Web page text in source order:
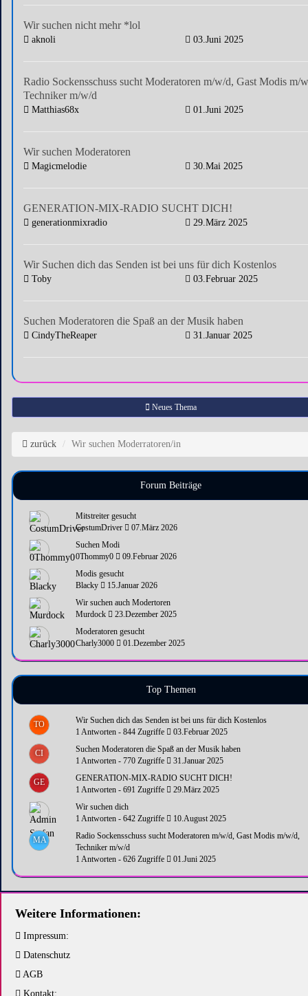
Wir suchen nicht mehr *lol
aknoli 03.Juni 2025
Radio Sockensschuss sucht Moderatoren m/w/d, Gast Modis m/
Techniker m/w/d
Matthias68x 01.Juni 2025
Wir suchen Moderatoren
Magicmelodie 30.Mai 2025
GENERATION-MIX-RADIO SUCHT DICH!
generationmixradio 29.März 2025
Wir Suchen dich das Senden ist bei uns für dich Kostenlos
Toby 03.Februar 2025
Suchen Moderatoren die Spaß an der Musik haben
CindyTheReaper 31.Januar 2025
Neues Thema
zurück Wir suchen Moderratoren/in
Forum Beiträge
Mitstreiter gesucht
CostumDriver
07.März 2026
Suchen Modi
0Thommy0
09.Februar 2026
Modis gesucht
Blacky
15.Januar 2026
Wir suchen auch Modertoren
Murdock
23.Dezember 2025
Moderatoren gesucht
Charly3000
01.Dezember 2025
Top Themen
TO
Wir Suchen dich das Senden ist bei uns für dich Kostenlos
1 Antworten - 844 Zugriffe
03.Februar 2025
CI
Suchen Moderatoren die Spaß an der Musik haben
1 Antworten - 770 Zugriffe
31.Januar 2025
GE
GENERATION-MIX-RADIO SUCHT DICH!
1 Antworten - 691 Zugriffe
29.März 2025
Wir suchen dich
1 Antworten - 642 Zugriffe
10.August 2025
MA
Radio Sockensschuss sucht Moderatoren m/w/d, Gast Modis m/w/d,
Techniker m/w/d
1 Antworten - 626 Zugriffe
01.Juni 2025
Weitere Informationen:
Impressum:
Datenschutz
AGB
Kontakt: